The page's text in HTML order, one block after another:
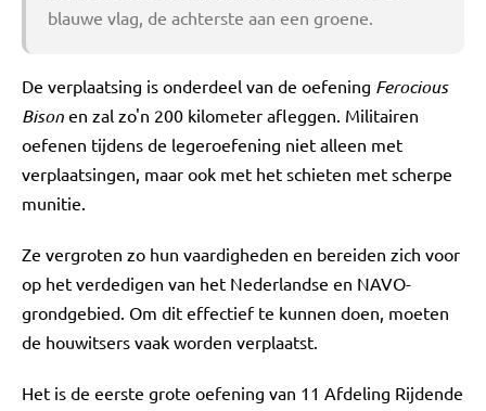
blauwe vlag, de achterste aan een groene.
De verplaatsing is onderdeel van de oefening Ferocious
Bison en zal zo'n 200 kilometer afleggen. Militairen
oefenen tijdens de legeroefening niet alleen met
verplaatsingen, maar ook met het schieten met scherpe
munitie.
Ze vergroten zo hun vaardigheden en bereiden zich voor
op het verdedigen van het Nederlandse en NAVO-
grondgebied. Om dit effectief te kunnen doen, moeten
de houwitsers vaak worden verplaatst.
Het is de eerste grote oefening van 11 Afdeling Rijdende